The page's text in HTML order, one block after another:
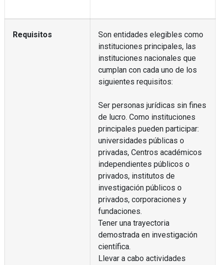
Requisitos
Son entidades elegibles como
instituciones principales, las
instituciones nacionales que
cumplan con cada uno de los
siguientes requisitos:
Ser personas jurídicas sin fines
de lucro. Como instituciones
principales pueden participar:
universidades públicas o
privadas, Centros académicos
independientes públicos o
privados, institutos de
investigación públicos o
privados, corporaciones y
fundaciones.
Tener una trayectoria
demostrada en investigación
científica.
Llevar a cabo actividades